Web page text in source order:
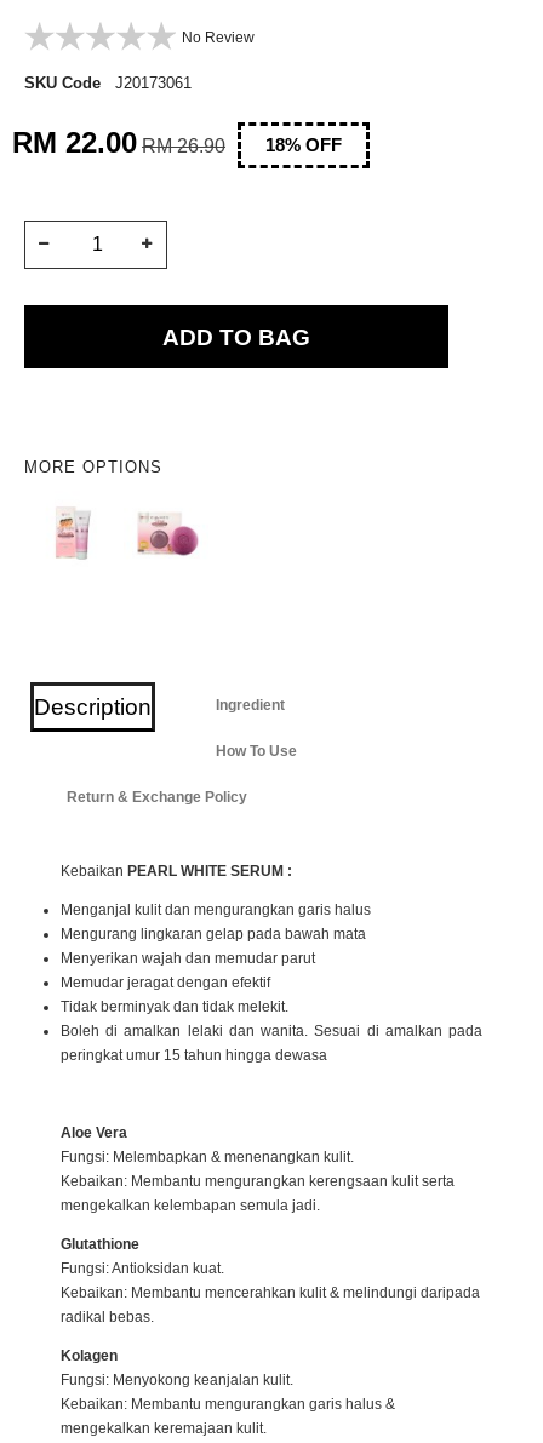
No Review
SKU Code J20173061
RM 22.00 RM 26.90 18% OFF
MORE OPTIONS
Description Ingredient
How To Use
Return & Exchange Policy
Kebaikan PEARL WHITE SERUM :
Menganjal kulit dan mengurangkan garis halus
Mengurang lingkaran gelap pada bawah mata
Menyerikan wajah dan memudar parut
Memudar jeragat dengan efektif
Tidak berminyak dan tidak melekit.
Boleh di amalkan lelaki dan wanita. Sesuai di amalkan pada
peringkat umur 15 tahun hingga dewasa
Aloe Vera
Fungsi: Melembapkan & menenangkan kulit.
Kebaikan: Membantu mengurangkan kerengsaan kulit serta
mengekalkan kelembapan semula jadi.
Glutathione
Fungsi: Antioksidan kuat.
Kebaikan: Membantu mencerahkan kulit & melindungi daripada
radikal bebas.
Kolagen
Fungsi: Menyokong keanjalan kulit.
Kebaikan: Membantu mengurangkan garis halus &
mengekalkan keremajaan kulit.